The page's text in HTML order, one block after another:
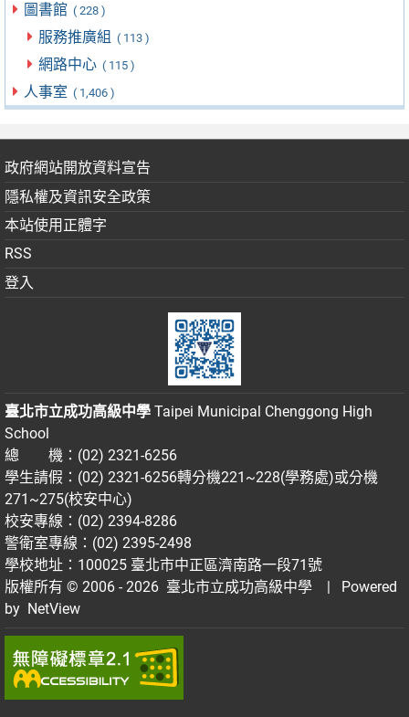
圖書館 ( 228 )
服務推廣組 ( 113 )
網路中心 ( 115 )
人事室 ( 1,406 )
政府網站開放資料宣告
隱私權及資訊安全政策
本站使用正體字
RSS
登入
臺北市立成功高級中學 Taipei Municipal Chenggong High
School
總 機：(02) 2321-6256
學生請假：(02) 2321-6256轉分機221~228(學務處)或分機
271~275(校安中心)
校安專線：(02) 2394-8286
警衛室專線：(02) 2395-2498
學校地址：100025 臺北市中正區濟南路一段71號
版權所有 © 2006 - 2026 臺北市立成功高級中學
| Powered
by NetView